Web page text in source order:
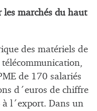
les marchés du haut
des matériels de
de 170 salariés
d´euros de chiffre
l´export. Dans un